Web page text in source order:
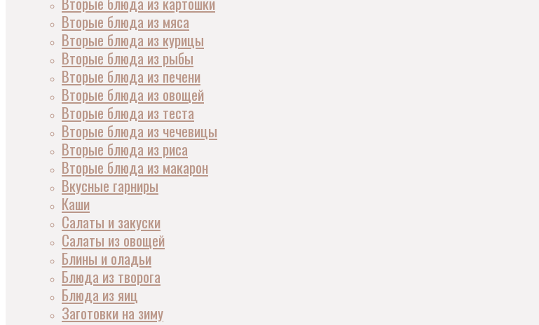
Вторые блюда из мяса
Вторые блюда из курицы
Вторые блюда из рыбы
Вторые блюда из печени
Вторые блюда из овощей
Вторые блюда из теста
Вторые блюда из чечевицы
Вторые блюда из риса
Вторые блюда из макарон
Вкусные гарниры
Каши
Салаты и закуски
Салаты из овощей
Блины и оладьи
Блюда из творога
Блюда из яиц
Заготовки на зиму